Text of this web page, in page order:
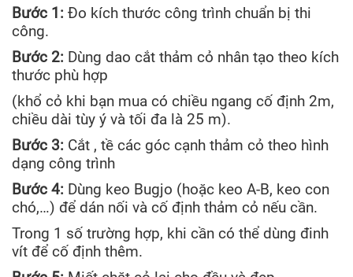
Bước 1: Đo kích thước công trình chuẩn bị thi
công.
Bước 2: Dùng dao cắt thảm cỏ nhân tạo theo kích
thước phù hợp
(khổ cỏ khi bạn mua có chiều ngang cố định 2m,
chiều dài tùy ý và tối đa là 25 m).
Bước 3: Cắt , tề các góc cạnh thảm cỏ theo hình
dạng công trình
Bước 4: Dùng keo Bugjo (hoặc keo A-B, keo con
chó,…) để dán nối và cố định thảm cỏ nếu cần.
Trong 1 số trường hợp, khi cần có thể dùng đinh
vít để cố định thêm.